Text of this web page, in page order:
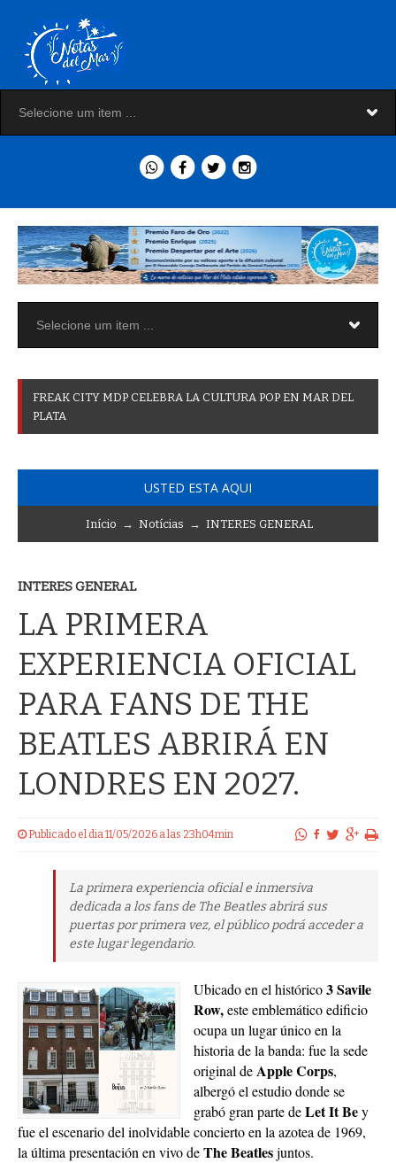
FREAK CITY MDP CELEBRA LA CULTURA POP EN MAR DEL
PLATA
USTED ESTA AQUI
Início → Notícias → INTERES GENERAL
INTERES GENERAL
LA PRIMERA
EXPERIENCIA OFICIAL
PARA FANS DE THE
BEATLES ABRIRÁ EN
LONDRES EN 2027.
Publicado el dia 11/05/2026 a las 23h04min
La primera experiencia oficial e inmersiva
dedicada a los fans de The Beatles abrirá sus
puertas por primera vez, el público podrá acceder a
este lugar legendario.
Ubicado en el histórico3 Savile
Row,este emblemático edificio
ocupa un lugar único en la
historia de la banda: fue la sede
original deApple Corps,
albergó el estudio donde se
grabó gran parte deLet It Bey
fue el escenario del inolvidable concierto en la azotea de 1969,
la última presentación en vivo deThe Beatlesjuntos.